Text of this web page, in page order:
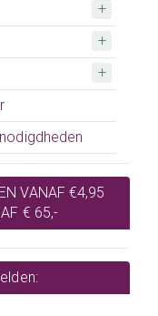
VANAF €4,95
€ 65,-